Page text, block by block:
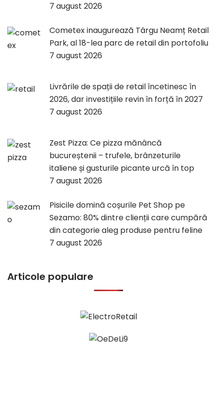
7 august 2026
Cometex inaugurează Târgu Neamț Retail
Park, al 18-lea parc de retail din portofoliu
7 august 2026
Livrările de spații de retail încetinesc în
2026, dar investițiile revin în forță în 2027
7 august 2026
Zest Pizza: Ce pizza mănâncă
bucureștenii – trufele, brânzeturile
italiene și gusturile picante urcă în top
7 august 2026
Pisicile domină coșurile Pet Shop pe
Sezamo: 80% dintre clienții care cumpără
din categorie aleg produse pentru feline
7 august 2026
Articole populare